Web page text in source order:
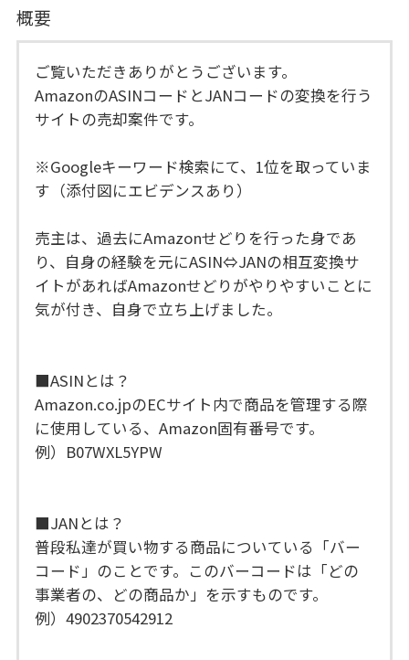
概要
ご覧いただきありがとうございます。
AmazonのASINコードとJANコードの変換を行う
サイトの売却案件です。
※Googleキーワード検索にて、1位を取っていま
す（添付図にエビデンスあり）
売主は、過去にAmazonせどりを行った身であ
り、自身の経験を元にASIN⇔JANの相互変換サ
イトがあればAmazonせどりがやりやすいことに
気が付き、自身で立ち上げました。
■ASINとは？
Amazon.co.jpのECサイト内で商品を管理する際
に使用している、Amazon固有番号です。
例）B07WXL5YPW
■JANとは？
普段私達が買い物する商品についている「バー
コード」のことです。このバーコードは「どの
事業者の、どの商品か」を示すものです。
例）4902370542912